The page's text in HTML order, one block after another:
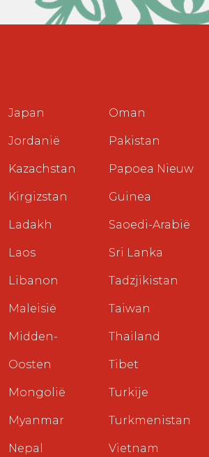
Japan
Jordanië
Kazachstan
Kirgizstan
Ladakh
Laos
Libanon
Maleisië
Midden-
Oosten
Mongolië
Myanmar
Nepal
Oman
Pakistan
Papoea Nieuw
Guinea
Saoedi-Arabië
Sri Lanka
Tadzjikistan
Taiwan
Thailand
Tibet
Turkije
Turkmenistan
Vietnam